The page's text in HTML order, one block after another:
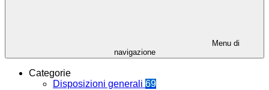
Menu di
navigazione
Categorie
Disposizioni generali 69